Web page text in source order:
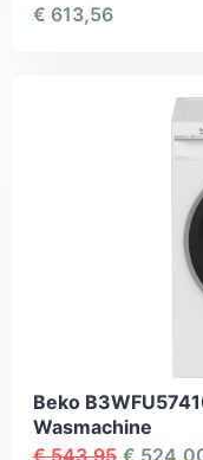
€ 613,56
Beko
Wasmachine
€543,95 €